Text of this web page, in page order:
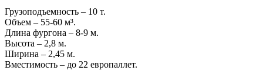
Грузоподъемность – 10 т.
Объем – 55-60 м³.
Длина фургона – 8-9 м.
Высота – 2,8 м.
Ширина – 2,45 м.
Вместимость – до 22 европаллет.